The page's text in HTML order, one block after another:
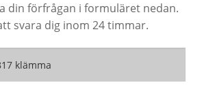
din förfrågan i formuläret nedan.
svara dig inom 24 timmar.